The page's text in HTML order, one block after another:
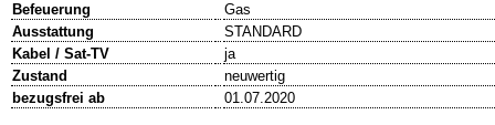
Befeuerung
Gas
Ausstattung
STANDARD
Kabel / Sat-TV
ja
Zustand
neuwertig
bezugsfrei ab
01.07.2020